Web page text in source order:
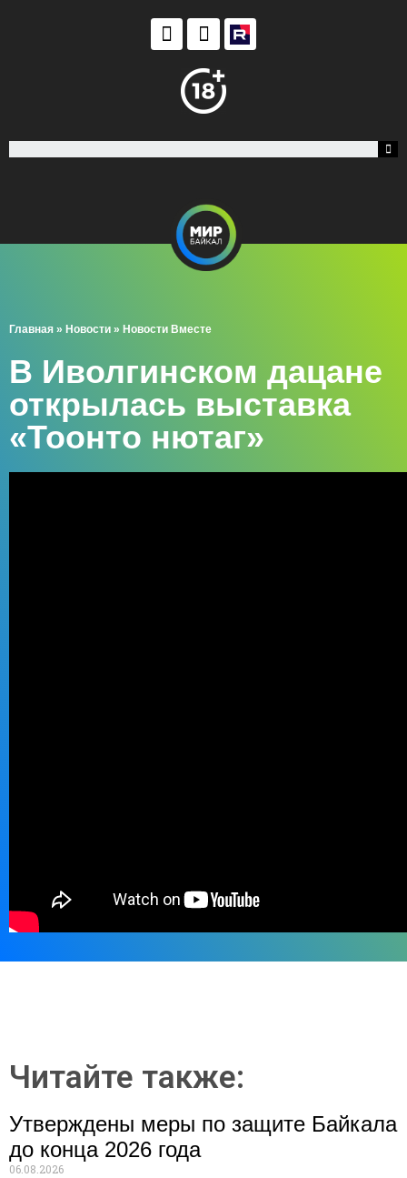
Главная » Новости » Новости Вместе
В Иволгинском дацане
открылась выставка
«Тоонто нютаг»
Читайте также:
Утверждены меры по защите Байкала
до конца 2026 года
06.08.2026